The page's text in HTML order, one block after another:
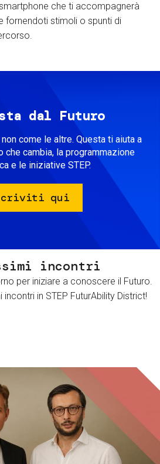
che ti accompagnerà
fornendoti stimoli o spunti di
dal Futuro
come le altre. Questa ti aiuta a
che cambia, la programmazione
e le iniziative STEP.
qui
incontri
per iniziare a conoscere il Futuro.
in STEP FuturAbility District!